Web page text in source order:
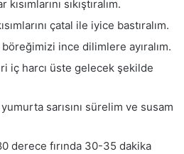
sıkıştıralım.
çatal ile iyice bastıralım.
böreğimizi ince dilimlere ayıralım.
iç harcı üste gelecek şekilde
yumurta sarısını sürelim ve susam
derece fırında 30-35 dakika